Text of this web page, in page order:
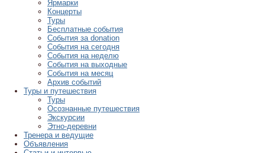
Ярмарки
Концерты
Туры
Бесплатные события
События за donation
События на сегодня
События на неделю
События на выходные
События на месяц
Архив событий
Туры и путешествия
Туры
Осознанные путешествия
Экскурсии
Этно-деревни
Тренера и ведущие
Объявления